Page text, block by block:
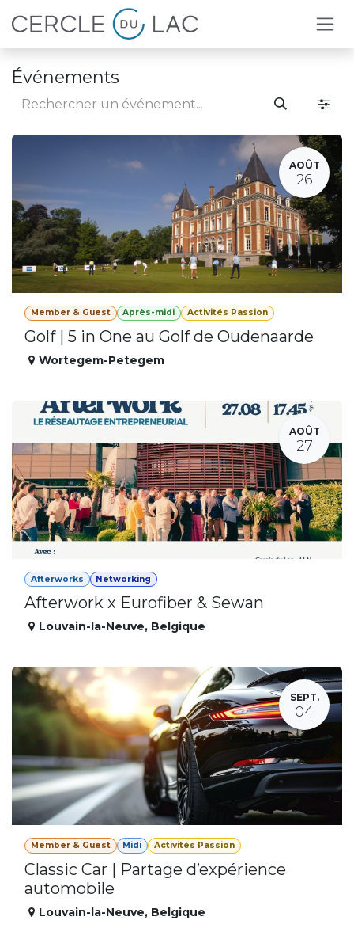
Se rendre au contenu
Événements
AOÛT
26
Member & Guest Après-midi Activités Passion
Golf | 5 in One au Golf de Oudenaarde
Wortegem-Petegem
AOÛT
27
Afterworks Networking
Afterwork x Eurofiber & Sewan
Louvain-la-Neuve, Belgique
SEPT.
04
Member & Guest Midi Activités Passion
Classic Car | Partage d’expérience
automobile
Louvain-la-Neuve, Belgique